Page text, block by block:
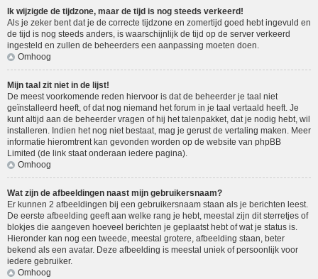
Ik wijzigde de tijdzone, maar de tijd is nog steeds verkeerd!
Als je zeker bent dat je de correcte tijdzone en zomertijd goed hebt ingevuld en
de tijd is nog steeds anders, is waarschijnlijk de tijd op de server verkeerd
ingesteld en zullen de beheerders een aanpassing moeten doen.
Omhoog
Mijn taal zit niet in de lijst!
De meest voorkomende reden hiervoor is dat de beheerder je taal niet
geïnstalleerd heeft, of dat nog niemand het forum in je taal vertaald heeft. Je
kunt altijd aan de beheerder vragen of hij het talenpakket, dat je nodig hebt, wil
installeren. Indien het nog niet bestaat, mag je gerust de vertaling maken. Meer
informatie hieromtrent kan gevonden worden op de website van phpBB
Limited (de link staat onderaan iedere pagina).
Omhoog
Wat zijn de afbeeldingen naast mijn gebruikersnaam?
Er kunnen 2 afbeeldingen bij een gebruikersnaam staan als je berichten leest.
De eerste afbeelding geeft aan welke rang je hebt, meestal zijn dit sterretjes of
blokjes die aangeven hoeveel berichten je geplaatst hebt of wat je status is.
Hieronder kan nog een tweede, meestal grotere, afbeelding staan, beter
bekend als een avatar. Deze afbeelding is meestal uniek of persoonlijk voor
iedere gebruiker.
Omhoog